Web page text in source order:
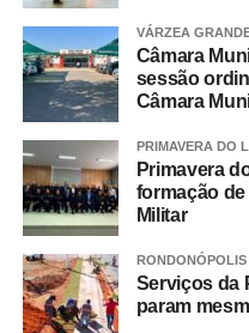
e aos procedimentos
COMENTE ABAIXO:
WhatsApp
VÁRZEA
Câmara
sessão
Câmara
PRIMAVERA DO
Primavera
formação
Militar
RONDONÓPOLIS
Serviços da
param